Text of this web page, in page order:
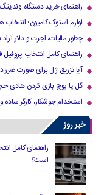
راهنمای خرید دستگاه
لوازم استوک کامیون؛ انتخاب
چطور مالیات، اجرت و دلار آزاد بر قیمت طلای
راهنمای کامل انتخاب
آیا تزریق ژل برای صورت ضرر
گل یا پوچ بازی کردن هادی
استخدام جوشکار، کارگر ساده
خبر روز
راهنمای کامل
است؟